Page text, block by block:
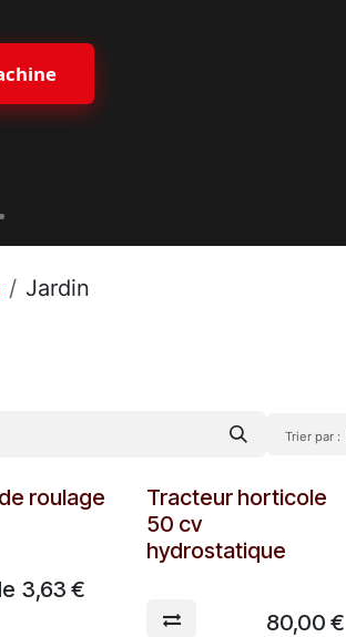
Jardin
Trier par :
roulage
3,63 €
A partir de
Tracteur horticole
50 cv
hydrostatique
80,00 €